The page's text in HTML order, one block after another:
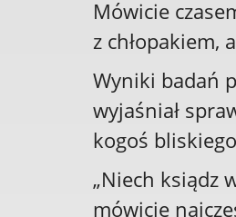
Mówicie
z chłopakiem,
Wyniki badań
wyjaśniał
kogoś
„Niech ksiądz
mówicie